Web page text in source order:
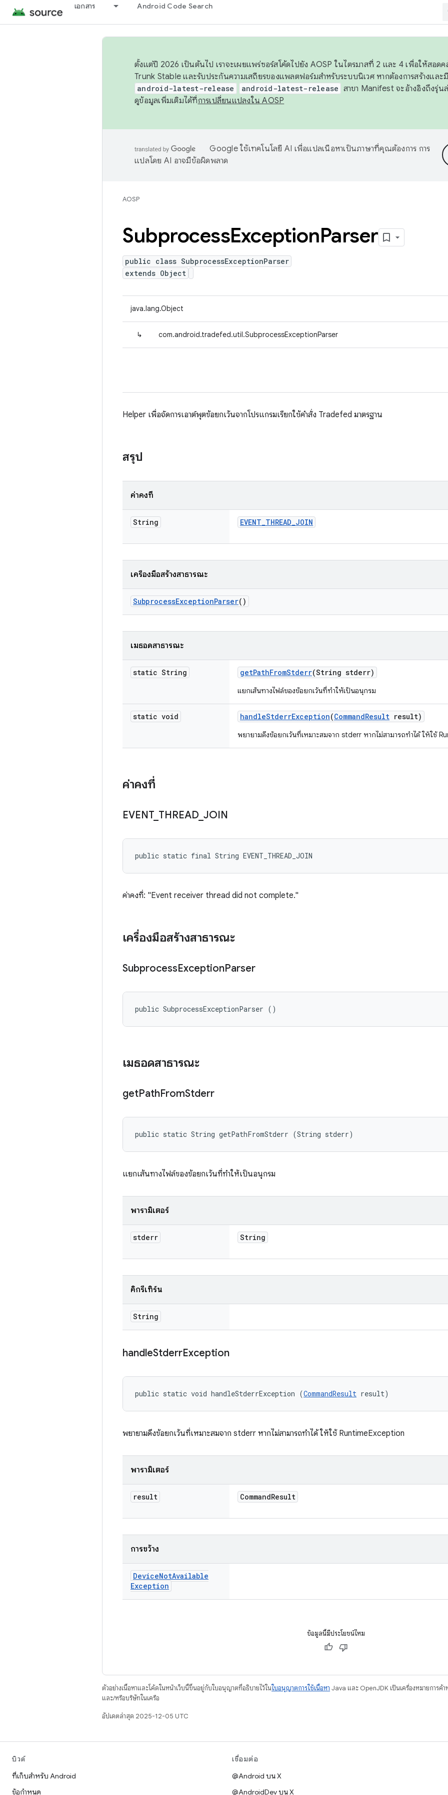
เอกสาร Android Code Search
ตั้งแต่ปี 2026 เป็นต้นไป เราจะเผยแพร่ซอร์สโค้ดไปยัง AOSP ในไตรมาสที่ 2 และ 4 เพื่อให้สอด
Trunk Stable และรับประกันความเสถียรของแพลตฟอร์มสำหรับระบบนิเวศ หากต้องการสร้างและ
android-latest-release android-latest-release สาขา Manifest จะอ้างอิงถึงรุ่
ดูข้อมูลเพิ่มเติมได้ที่การเปลี่ยนแปลงใน AOSP
Google ใช้เทคโนโลยี AI เพื่อแปลเนื้อหาเป็นภาษาที่คุณต้องการ การ
แปลโดย AI อาจมีข้อผิดพลาด
AOSP
SubprocessExceptionParser
public class SubprocessExceptionParser
extends Object
java.lang.Object
↳ com.android.tradefed.util.SubprocessExceptionParser
Helper เพื่อจัดการเอาต์พุตข้อยกเว้นจากโปรแกรมเรียกใช้คำสั่ง Tradefed มาตรฐาน
สรุป
ค่าคงที่
String EVENT_THREAD_JOIN
เครื่องมือสร้างสาธารณะ
SubprocessExceptionParser()
เมธอดสาธารณะ
static String getPathFromStderr(String stderr)
แยกเส้นทางไฟล์ของข้อยกเว้นที่ทำให้เป็นอนุกรม
static void handleStderrException(CommandResult result)
พยายามดึงข้อยกเว้นที่เหมาะสมจาก stderr หากไม่สามารถทำได้ ให้ใช้
ค่าคงที่
EVENT_ THREAD JOIN
public static final String EVENT_THREAD_JOIN
ค่าคงที่: "Event receiver thread did not complete."
เครื่องมือสร้างสาธารณะ
SubprocessExceptionParser
public SubprocessExceptionParser ()
เมธอดสาธารณะ
getPathFromStderr
public static String getPathFromStderr (String stderr)
แยกเส้นทางไฟล์ของข้อยกเว้นที่ทำให้เป็นอนุกรม
พารามิเตอร์
stderr String
คิกรีเทิร์น
String
handleStderrException
public static void handleStderrException (CommandResult result)
พยายามดึงข้อยกเว้นที่เหมาะสมจาก stderr หากไม่สามารถทำได้ ให้ใช้ RuntimeException
พารามิเตอร์
result CommandResult
การขว้าง
DeviceNotAvailable
Exception
ข้อมูลนี้มีประโยชน์ไหม
ตัวอย่างเนื้อหาและโค้ดในหน้าเว็บนี้ขึ้นอยู่กับใบอนุญาตที่อธิบายไว้ในใบอนุญาตการใช้เนื้อหา Java และ OpenJDK เป็นเครื่องหมายการค้
และ/หรือบริษัทในเครือ
อัปเดตล่าสุด 2025-12-05 UTC
บิวด์
ที่เก็บสำหรับ Android
ข้อกำหนด
เชื่อมต่อ
@Android บน X
@AndroidDev บน X